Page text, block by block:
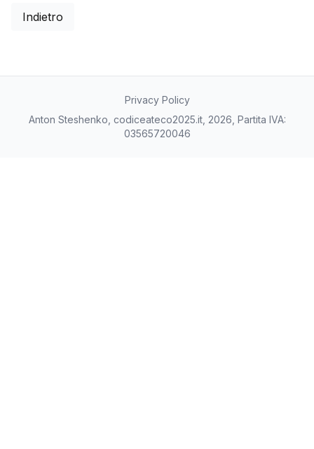
Indietro
Privacy Policy
Anton Steshenko, codiceateco2025.it, 2026, Partita IVA:
03565720046